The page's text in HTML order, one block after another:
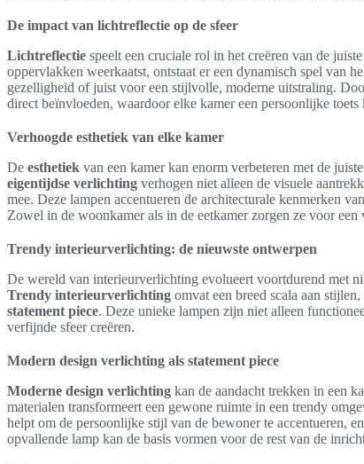
De impact van lichtreflectie op de sfeer
Lichtreflectie speelt een cruciale rol in het creëren van de juiste
oppervlakken weerkaatst, ontstaat er een dynamisch spel van
gezelligheid of juist voor een stijlvolle, moderne uitstraling.
direct beïnvloeden, waardoor elke kamer een persoonlijke toets
Verhoogde esthetiek van elke kamer
De esthetiek van een kamer kan enorm verbeteren met de
eigentijdse verlichting verhogen niet alleen de visuele
mee. Deze lampen accentueren de architecturale kenmerken
Zowel in de woonkamer als in de eetkamer zorgen ze voor
Trendy interieurverlichting: de nieuwste ontwerpen
De wereld van interieurverlichting evolueert voortdurend met
Trendy interieurverlichting omvat een breed scala aan
statement piece. Deze unieke lampen zijn niet alleen
verfijnde sfeer creëren.
Modern design verlichting als statement piece
Moderne design verlichting kan de aandacht trekken in een
materialen transformeert een gewone ruimte in een trendy
helpt om de persoonlijke stijl van de bewoner te accentueren,
opvallende lamp kan de basis vormen voor de rest van de